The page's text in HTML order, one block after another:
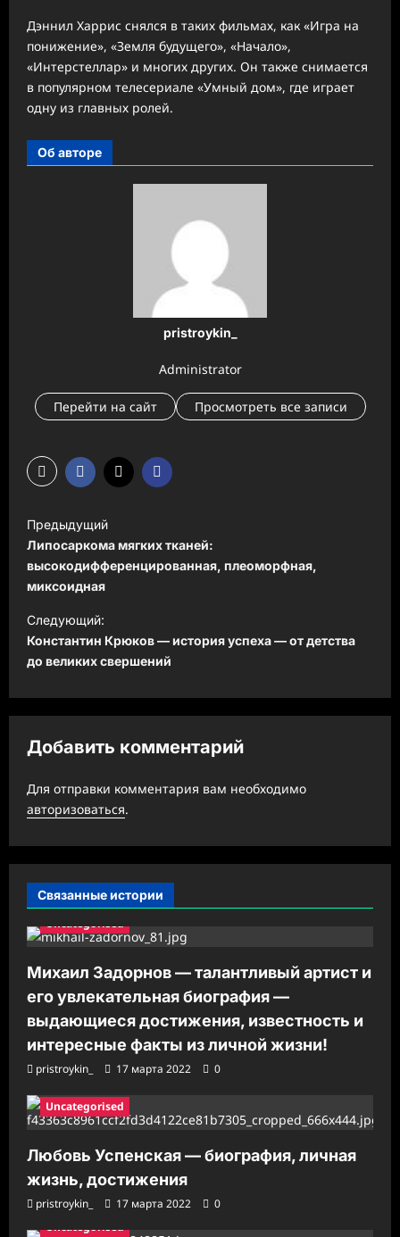
Дэннил Харрис снялся в таких фильмах, как «Игра на
понижение», «Земля будущего», «Начало»,
«Интерстеллар» и многих других. Он также снимается
в популярном телесериале «Умный дом», где играет
одну из главных ролей.
Об авторе
pristroykin_
Administrator
Перейти на сайт Просмотреть все записи
Н
а
в
и
г
а
я
з
а
п
и
Предыдущий
Липосаркома мягких тканей:
высокодифференцированная, плеоморфная,
миксоидная
Следующий:
Константин Крюков — история успеха — от детства
до великих свершений
Добавить комментарий
Для отправки комментария вам необходимо
авторизоваться.
Связанные истории
Uncategorised
Михаил Задорнов — талантливый артист и
его увлекательная биография —
выдающиеся достижения, известность и
интересные факты из личной жизни!
pristroykin_ 17 марта 2022 0
Uncategorised
Любовь Успенская — биография, личная
жизнь, достижения
pristroykin_ 17 марта 2022
0
Uncategorised